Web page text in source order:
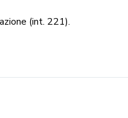
(int. 221).